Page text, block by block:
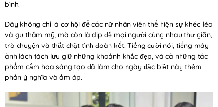
bình.
Đây không chỉ là cơ hội để các nữ nhân viên thể hiện sự khéo léo
và gu thẩm mỹ, mà còn là dịp để mọi người cùng nhau thư giãn,
trò chuyện và thắt chặt tình đoàn kết. Tiếng cười nói, tiếng máy
ảnh lách tách lưu giữ những khoảnh khắc đẹp, và cả những tác
phẩm cắm hoa sáng tạo đã làm cho ngày đặc biệt này thêm
phần ý nghĩa và ấm áp.